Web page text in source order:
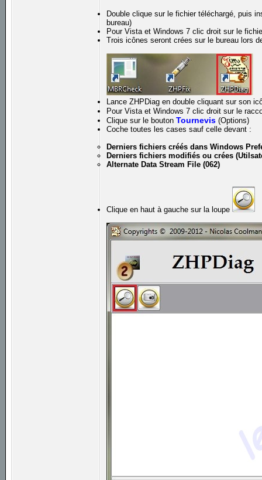
Double clique sur le fichier téléchargé, puis
bureau)
Pour Vista et Windows 7 clic droit sur le
Trois icônes seront crées sur le bureau lors
Lance ZHPDiag en double cliquant sur son
Pour Vista et Windows 7 clic droit sur le
Clique sur le boutonTournevis (Options)
Coche toutes les cases sauf celle devant :
Derniers fichiers créés dans Windows
Derniers fichiers modifiés ou crées
Alternate Data Stream File (062)
Clique en haut à gauche sur la loupe